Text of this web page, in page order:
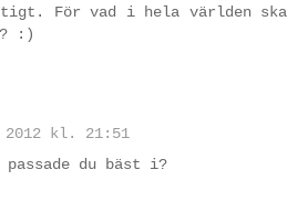
För vad i hela världen ska
:)
kl. 21:51
du bäst i?